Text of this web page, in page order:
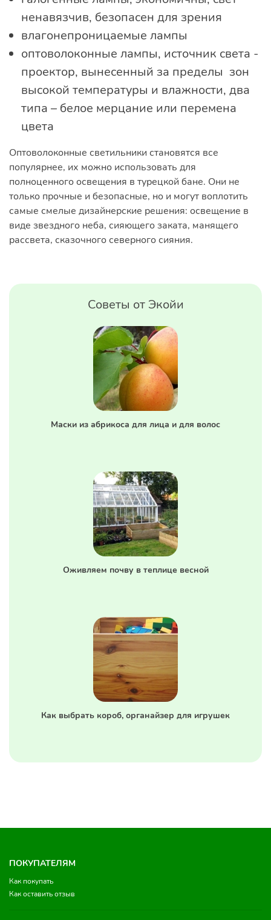
ненавязчив, безопасен для зрения
влагонепроницаемые лампы
оптоволоконные лампы, источник света -
проектор, вынесенный за пределы зон
высокой температуры и влажности, два
типа – белое мерцание или перемена
цвета
Оптоволоконные светильники становятся все
популярнее, их можно использовать для
полноценного освещения в турецкой бане. Они не
только прочные и безопасные, но и могут воплотить
самые смелые дизайнерские решения: освещение в
виде звездного неба, сияющего заката, манящего
рассвета, сказочного северного сияния.
Советы от Экойи
Маски из абрикоса для лица и для волос
Оживляем почву в теплице весной
Как выбрать короб, органайзер для игрушек
ПОКУПАТЕЛЯМ
Как покупать
Как оставить отзыв